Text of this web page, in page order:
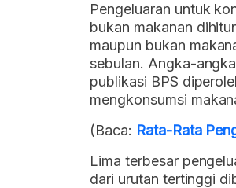
Pengeluaran untuk
bukan makanan
maupun bukan
sebulan. Angka-
publikasi BPS
mengkonsumsi
(Baca: Rata-Rata
Lima terbesar
dari urutan tertinggi